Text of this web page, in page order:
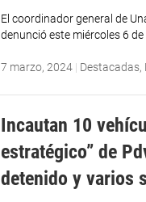
El coordinador general de
denunció este miércoles 6
7 marzo, 2024 | Destacadas,
Incautan 10
estratégico” de
detenido y varios